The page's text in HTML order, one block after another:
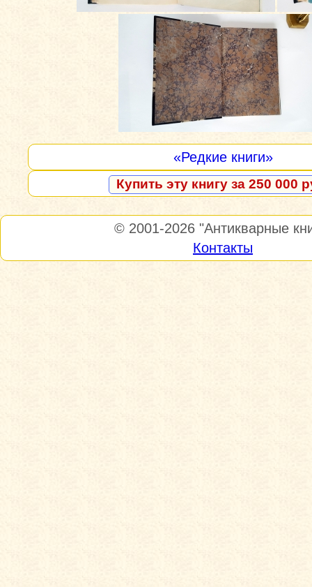
«Редкие книги»
Купить эту книгу за 250 000
© 2001-2026 "Антикварные
Контакты